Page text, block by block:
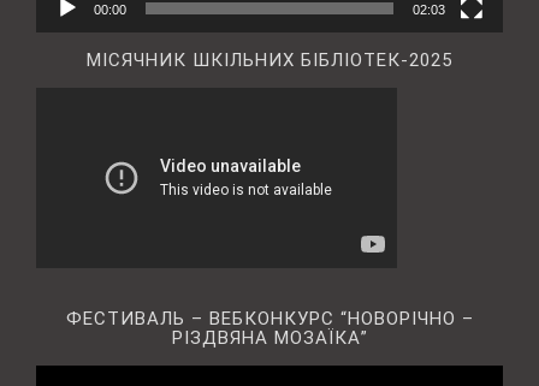
00:00 02:03
МІСЯЧНИК ШКІЛЬНИХ БІБЛІОТЕК-2025
ФЕСТИВАЛЬ – ВЕБКОНКУРС “НОВОРІЧНО –
РІЗДВЯНА МОЗАЇКА”